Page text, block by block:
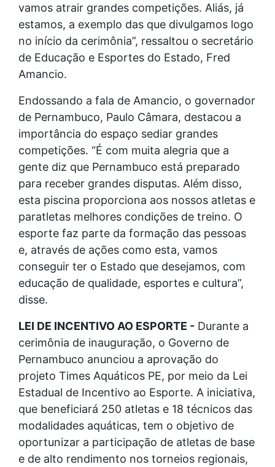
vamos atrair grandes competições. Aliás, já
estamos, a exemplo das que divulgamos logo
no início da cerimônia”, ressaltou o secretário
de Educação e Esportes do Estado, Fred
Amancio.
Endossando a fala de Amancio, o governador
de Pernambuco, Paulo Câmara, destacou a
importância do espaço sediar grandes
competições. “É com muita alegria que a
gente diz que Pernambuco está preparado
para receber grandes disputas. Além disso,
esta piscina proporciona aos nossos atletas e
paratletas melhores condições de treino. O
esporte faz parte da formação das pessoas
e, através de ações como esta, vamos
conseguir ter o Estado que desejamos, com
educação de qualidade, esportes e cultura”,
disse.
LEI DE INCENTIVO AO ESPORTE - Durante a
cerimônia de inauguração, o Governo de
Pernambuco anunciou a aprovação do
projeto Times Aquáticos PE, por meio da Lei
Estadual de Incentivo ao Esporte. A iniciativa,
que beneficiará 250 atletas e 18 técnicos das
modalidades aquáticas, tem o objetivo de
oportunizar a participação de atletas de base
e de alto rendimento nos torneios regionais,